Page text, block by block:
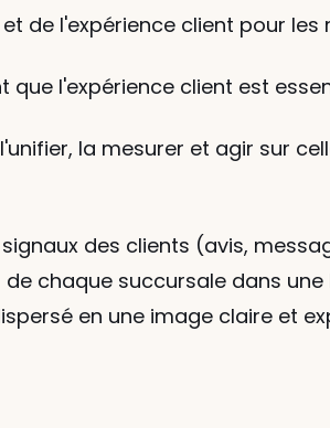
de l'expérience client pour les
l'expérience client est
la mesurer et agir sur
des clients (avis,
chaque succursale dans
en une image claire et